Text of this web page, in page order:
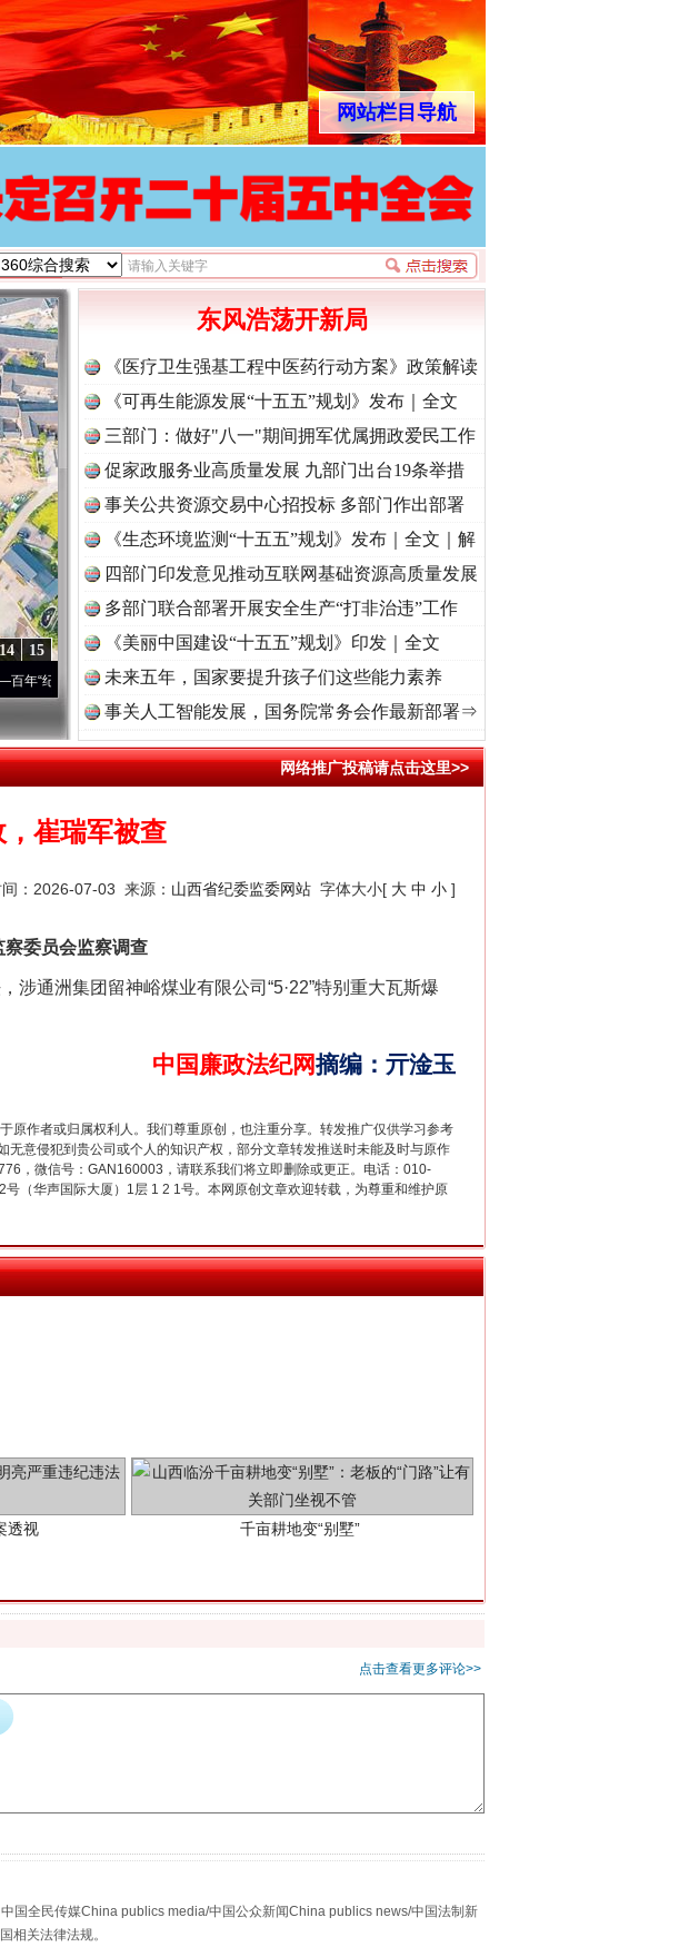
网站栏目导航
15
14
”事⑧加强纪律..·[视频]牢记初心使命 奋进复兴征程丨“转折之城”激荡..·[视频]
东风浩荡开新局
《医疗卫生强基工程中医药行动方案》政策解读
《可再生能源发展“十五五”规划》发布｜全文
三部门：做好"八一"期间拥军优属拥政爱民工作
促家政服务业高质量发展 九部门出台19条举措
事关公共资源交易中心招投标 多部门作出部署
《生态环境监测“十五五”规划》发布｜全文｜解
读
四部门印发意见推动互联网基础资源高质量发展
多部门联合部署开展安全生产“打非治违”工作
《美丽中国建设“十五五”规划》印发｜全文
未来五年，国家要提升孩子们这些能力素养
事关人工智能发展，国务院常务会作最新部署⇒
网络推广投稿请点击这里>>
崔瑞军被查
：2026-07-03 来源： 山西省纪委监委网站 字体大小[ 大 中 小 ]
委员会监察调查
通洲集团留神峪煤业有限公司“5·22”特别重大瓦斯爆
中国廉政法纪网摘编 ： 亓淦玉
原作者或归属权利人。我们尊重原创，也注重分享。转发推广仅供学习参考
意侵犯到贵公司或个人的知识产权，部分文章转发推送时未能及时与原作
，微信号：GAN160003，请联系我们将立即删除或更正。电话：010-
（华声国际大厦）1层 1 2 1号。本网原创文章欢迎转载，为尊重和维护原
“神药”背后的真相
新中国诞生的见证
点击查看更多评论>>
国全民传媒China publics media/中国公众新闻China publics news/中国法制新
相关法律法规。